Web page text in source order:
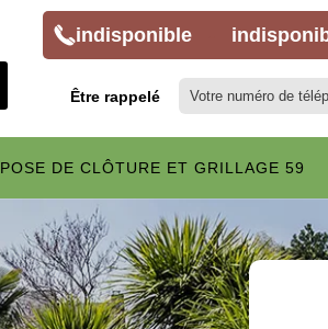
indisponible
Être rappelé
POSE DE CLÔTURE ET GRILLAGE 59